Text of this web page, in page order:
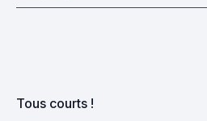
Tous courts !